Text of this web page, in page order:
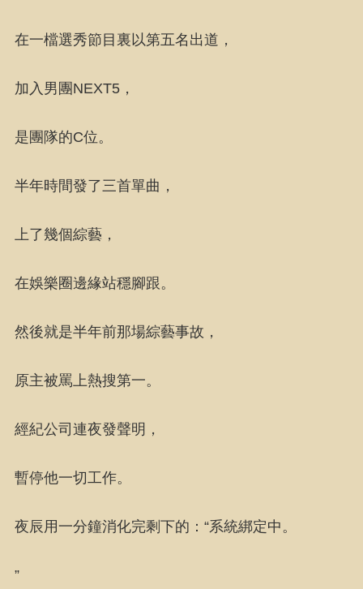
在一檔選秀節目裏以第五名出道，
加入男團NEXT5，
是團隊的C位。
半年時間發了三首單曲，
上了幾個綜藝，
在娛樂圈邊緣站穩腳跟。
然後就是半年前那場綜藝事故，
原主被罵上熱搜第一。
經紀公司連夜發聲明，
暫停他一切工作。
夜辰用一分鐘消化完剩下的：“系統綁定中。
”